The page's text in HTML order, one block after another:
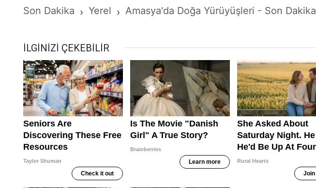
Son Dakika › Yerel › Amasya'da Doğa Yürüyüşleri - Son Dakika